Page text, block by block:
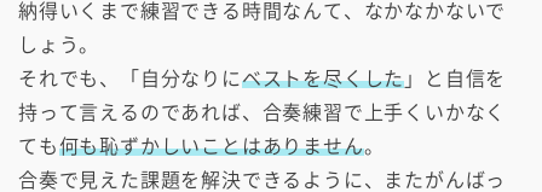
納得いくまで練習できる時間なんて、なかなかないで
しょう。
それでも、「自分なりにベストを尽くした 」と自信を
持って言えるのであれば、合奏練習で上手くいかなく
ても何も恥ずかしいことはありません。
合奏で見えた課題を解決できるように、またがんばっ